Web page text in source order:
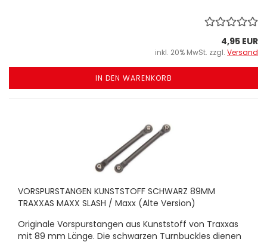
4,95 EUR
inkl. 20% MwSt. zzgl. Versand
IN DEN WARENKORB
VORSPURSTANGEN KUNSTSTOFF SCHWARZ 89MM
TRAXXAS MAXX SLASH / Maxx (Alte Version)
Originale Vorspurstangen aus Kunststoff von Traxxas
mit 89 mm Länge. Die schwarzen Turnbuckles dienen